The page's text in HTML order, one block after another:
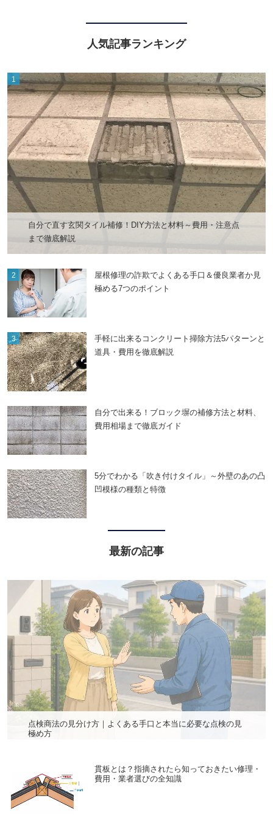
人気記事ランキング
自分で直す玄関タイル補修！DIY方法と材料～費用・注意点
まで徹底解説
屋根修理の詐欺でよくある手口＆優良業者か見
極める7つのポイント
手軽に出来るコンクリート掃除方法5パターンと
道具・費用を徹底解説
自分で出来る！ブロック塀の補修方法と材料、
費用相場まで徹底ガイド
5分でわかる「吹き付けタイル」～外壁のあの凸
凹模様の種類と特徴
最新の記事
点検商法の見分け方｜よくある手口と本当に必要な点検の見
極め方
貫板とは？指摘されたら知っておきたい修理・
費用・業者選びの全知識